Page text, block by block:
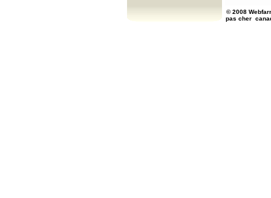
© 2008
pas cher